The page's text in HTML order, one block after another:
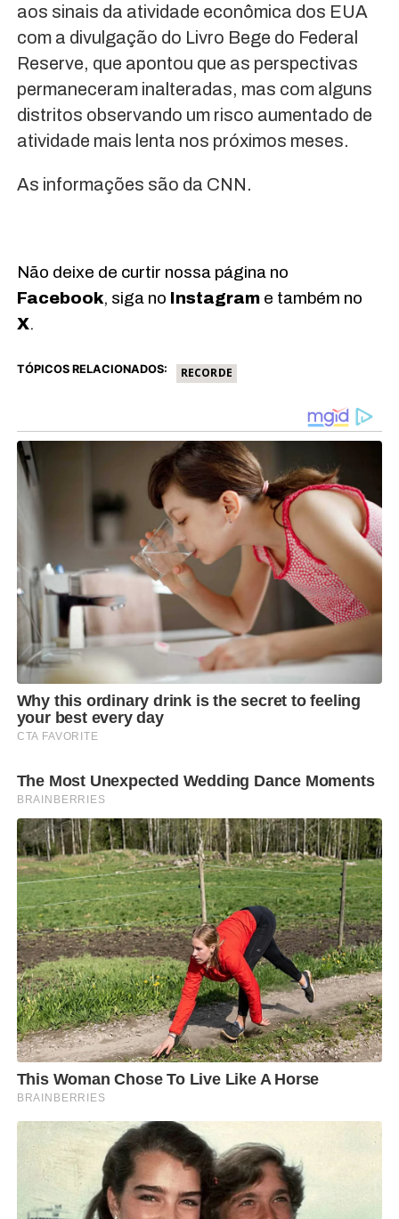
aos sinais da atividade econômica dos EUA
com a divulgação do Livro Bege do Federal
Reserve, que apontou que as perspectivas
permaneceram inalteradas, mas com alguns
distritos observando um risco aumentado de
atividade mais lenta nos próximos meses.
As informações são da CNN.
Não deixe de curtir nossa página no
Facebook, siga no Instagrame também no
X.
TÓPICOS RELACIONADOS: RECORDE